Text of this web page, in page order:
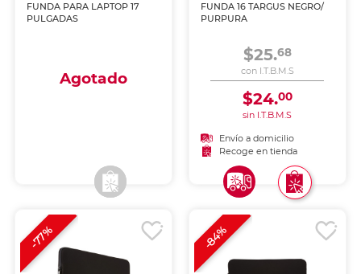
FUNDA PARA LAPTOP 17
PULGADAS
Agotado
FUNDA 16 TARGUS NEGRO/
PURPURA
$25.68
con I.T.B.M.S
$24.00
sin I.T.B.M.S
Envío a domicilio
Recoge en tienda
-77% -84%